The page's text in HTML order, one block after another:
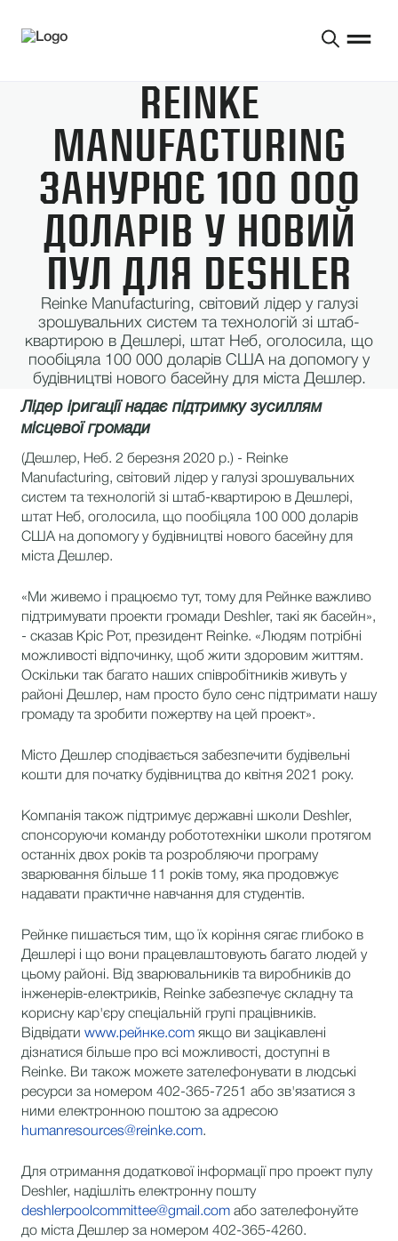
REINKE
MANUFACTURING
ЗАНУРЮЄ 100 000
ДОЛАРІВ У НОВИЙ
ПУЛ ДЛЯ DESHLER
Reinke Manufacturing, світовий лідер у галузі
зрошувальних систем та технологій зі штаб-
квартирою в Дешлері, штат Неб, оголосила, що
пообіцяла 100 000 доларів США на допомогу у
будівництві нового басейну для міста Дешлер.
Лідер іригації надає підтримку зусиллям
місцевої громади
(Дешлер, Неб. 2 березня 2020 р.) - Reinke
Manufacturing, світовий лідер у галузі зрошувальних
систем та технологій зі штаб-квартирою в Дешлері,
штат Неб, оголосила, що пообіцяла 100 000 доларів
США на допомогу у будівництві нового басейну для
міста Дешлер.
«Ми живемо і працюємо тут, тому для Рейнке важливо
підтримувати проекти громади Deshler, такі як басейн»,
- сказав Кріс Рот, президент Reinke. «Людям потрібні
можливості відпочинку, щоб жити здоровим життям.
Оскільки так багато наших співробітників живуть у
районі Дешлер, нам просто було сенс підтримати нашу
громаду та зробити пожертву на цей проект».
Місто Дешлер сподівається забезпечити будівельні
кошти для початку будівництва до квітня 2021 року.
Компанія також підтримує державні школи Deshler,
спонсоруючи команду робототехніки школи протягом
останніх двох років та розробляючи програму
зварювання більше 11 років тому, яка продовжує
надавати практичне навчання для студентів.
Рейнке пишається тим, що їх коріння сягає глибоко в
Дешлері і що вони працевлаштовують багато людей у
цьому районі. Від зварювальників та виробників до
інженерів-електриків, Reinke забезпечує складну та
корисну кар'єру спеціальній групі працівників.
Відвідати www.рейнке.com якщо ви зацікавлені
дізнатися більше про всі можливості, доступні в
Reinke. Ви також можете зателефонувати в людські
ресурси за номером 402-365-7251 або зв'язатися з
ними електронною поштою за адресою
humanresources@reinke.com.
Для отримання додаткової інформації про проект пулу
Deshler, надішліть електронну пошту
deshlerpoolcommittee@gmail.com або зателефонуйте
до міста Дешлер за номером 402-365-4260.